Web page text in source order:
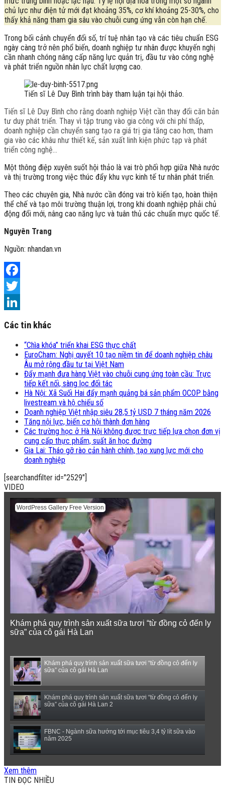
chủ lực như điện tử mới đạt khoảng 35%, cơ khí khoảng 25-30%, cho
thấy khả năng tham gia sâu vào chuỗi cung ứng vẫn còn hạn chế.
Trong bối cảnh chuyển đổi số, trí tuệ nhân tạo và các tiêu chuẩn ESG
ngày càng trở nên phổ biến, doanh nghiệp tư nhân được khuyến nghị
cần nhanh chóng nâng cấp năng lực quản trị, đầu tư vào công nghệ
và phát triển nguồn nhân lực chất lượng cao.
Tiến sĩ Lê Duy Bình trình bày tham luận tại hội thảo.
Tiến sĩ Lê Duy Bình cho rằng doanh nghiệp Việt cần thay đổi căn bản
tư duy phát triển. Thay vì tập trung vào gia công với chi phí thấp,
doanh nghiệp cần chuyển sang tạo ra giá trị gia tăng cao hơn, tham
gia vào các khâu như thiết kế, sản xuất linh kiện phức tạp và phát
triển công nghệ…
Một thông điệp xuyên suốt hội thảo là vai trò phối hợp giữa Nhà nước
và thị trường trong việc thúc đẩy khu vực kinh tế tư nhân phát triển.
Theo các chuyên gia, Nhà nước cần đóng vai trò kiến tạo, hoàn thiện
thể chế và tạo môi trường thuận lợi, trong khi doanh nghiệp phải chủ
động đổi mới, nâng cao năng lực và tuân thủ các chuẩn mực quốc tế.
Nguyên Trang
Nguồn: nhandan.vn
Facebook
Twitter
Các tin khác
“Chìa khóa” triển khai ESG thực chất
EuroCham: Nghị quyết 10 tạo niềm tin để doanh nghiệp châu
Âu mở rộng đầu tư tại Việt Nam
Đẩy mạnh đưa hàng Việt vào chuỗi cung ứng toàn cầu: Trực
tiếp kết nối, sàng lọc đối tác
Hà Nội: Xã Suối Hai đẩy mạnh quảng bá sản phẩm OCOP bằng
livestream và hộ chiếu số
Doanh nghiệp Việt nhập siêu 28,5 tỷ USD 7 tháng năm 2026
Tăng nội lực, biến cơ hội thành đơn hàng
Các trường học ở Hà Nội không được trực tiếp lựa chọn đơn vị
cung cấp thực phẩm, suất ăn học đường
Gia Lai: Tháo gỡ rào cản hành chính, tạo xung lực mới cho
doanh nghiệp
[searchandfilter id="2529"]
VIDEO
WordPress Gallery Free Version
Khám phá quy trình sản xuất sữa tươi “từ đồng cỏ đến ly
sữa” của cô gái Hà Lan
Khám phá quy trình sản xuất sữa tươi “từ đồng cỏ đến ly
sữa” của cô gái Hà Lan
Khám phá quy trình sản xuất sữa tươi “từ đồng cỏ đến ly
sữa” của cô gái Hà Lan 2
FBNC - Ngành sữa hướng tới mục tiêu 3,4 tỷ lít sữa vào
năm 2025
(VTC14) - Sữa ngoại, động vật sống sẽ được miễn thuế
Xem thêm
TIN ĐỌC NHIỀU